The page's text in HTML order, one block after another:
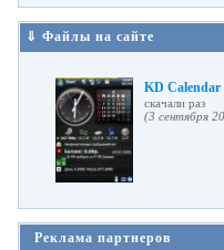
⇓ Файлы на сайте
KD Calendar
cкачали раз
(3 сентября
Реклама партнеров